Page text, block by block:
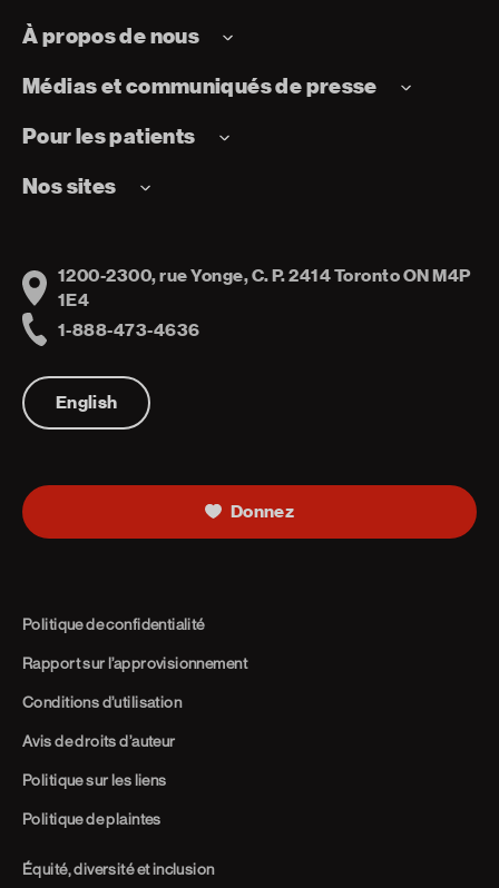
À propos de nous
Médias et communiqués de presse
Pour les patients
Nos sites
Address
1200-2300, rue Yonge, C. P. 2414 Toronto ON M4P
1E4
1-888-473-4636
English
Donnez
Politique de confidentialité
Rapport sur l’approvisionnement
Conditions d’utilisation
Avis de droits d’auteur
Politique sur les liens
Politique de plaintes
Équité, diversité et inclusion